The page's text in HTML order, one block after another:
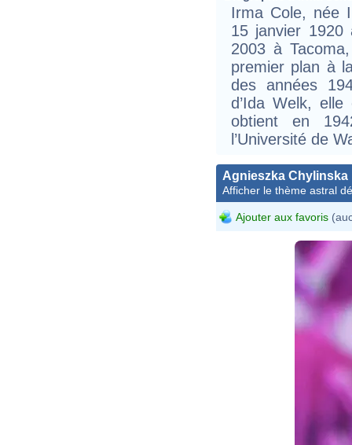
Irma Cole, née
15 janvier
2003 à
premier plan à
des années
d’Ida Welk,
obtient en
l’Université de
Agnieszka Chylinska
Afficher le thème astral
Ajouter aux favoris